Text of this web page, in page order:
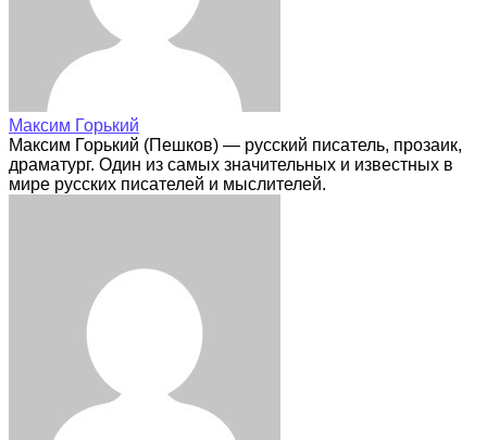
Максим Горький
Максим Горький (Пешков) — русский писатель, прозаик,
драматург. Один из самых значительных и известных в
мире русских писателей и мыслителей.